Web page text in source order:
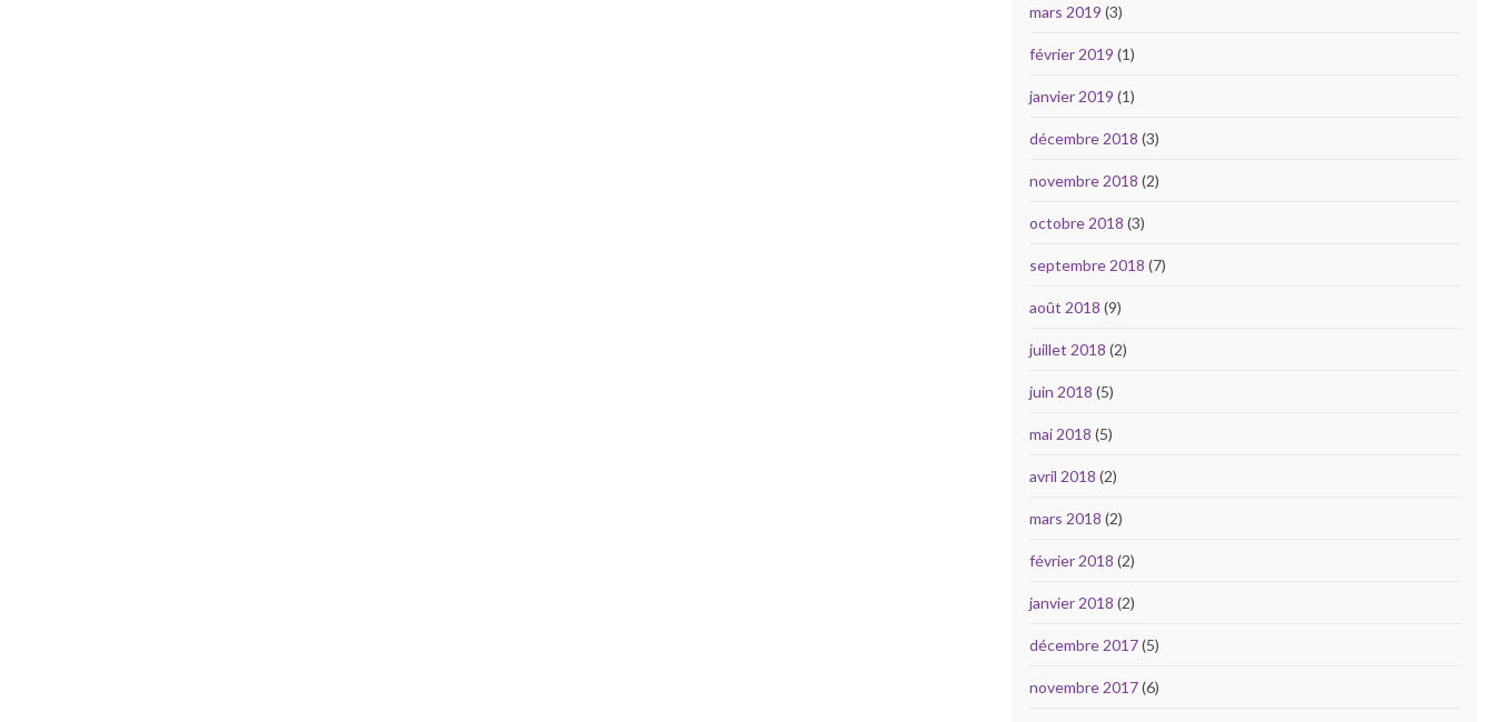
mars 2019 (3)
février 2019 (1)
janvier 2019 (1)
décembre 2018 (3)
novembre 2018 (2)
octobre 2018 (3)
septembre 2018 (7)
août 2018 (9)
juillet 2018 (2)
juin 2018 (5)
mai 2018 (5)
avril 2018 (2)
mars 2018 (2)
février 2018 (2)
janvier 2018 (2)
décembre 2017(5)
novembre 2017(6)